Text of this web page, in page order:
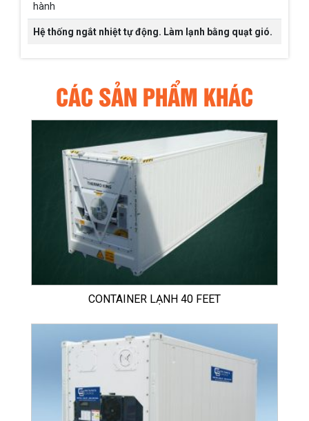
hành
Hệ thống ngắt nhiệt tự động. Làm lạnh bằng quạt gió.
CÁC SẢN PHẨM KHÁC
CONTAINER LẠNH 40 FEET